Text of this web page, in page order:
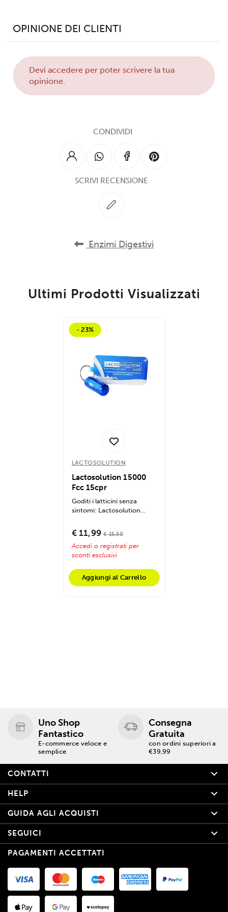
OPINIONE DEI CLIENTI
Deviaccedere per poter scrivere la tua
opinione.
CONDIVIDI
SCRIVI RECENSIONE
Enzimi Digestivi
Ultimi Prodotti Visualizzati
- 23%
LACTOSOLUTION
Lactosolution 15000
Fcc 15cpr
Goditi i latticini senza
sintomi: Lactosolution
compressa,...
€ 11,99 € 15,50
Accedi o registrati per
sconti esclusivi
Aggiungi al Carrello
Uno Shop
Fantastico
E-commerce veloce e
semplice
Consegna
Gratuita
con ordini superiori a
€39,99
CONTATTI
HELP
GUIDA AGLI ACQUISTI
SEGUICI
PAGAMENTI ACCETTATI